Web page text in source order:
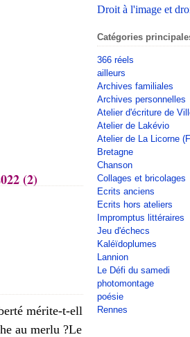
(2)
mérite-t-ell
au merlu ?Le
Droit à l'image et
Catégories
366 réels
ailleurs
Archives familiales
Archives personnelles
Atelier d'écriture de
Atelier de Lakévio
Atelier de La Licorne
Bretagne
Chanson
Collages et bricolages
Ecrits anciens
Ecrits hors ateliers
Impromptus littéraires
Jeu d'échecs
Kaléïdoplumes
Lannion
Le Défi du samedi
photomontage
poésie
Rennes